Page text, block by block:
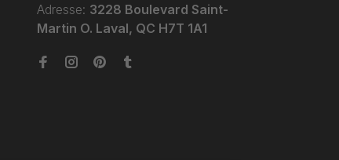
Adresse: 3228 Boulevard Saint-
Martin O. Laval, QC H7T 1A1